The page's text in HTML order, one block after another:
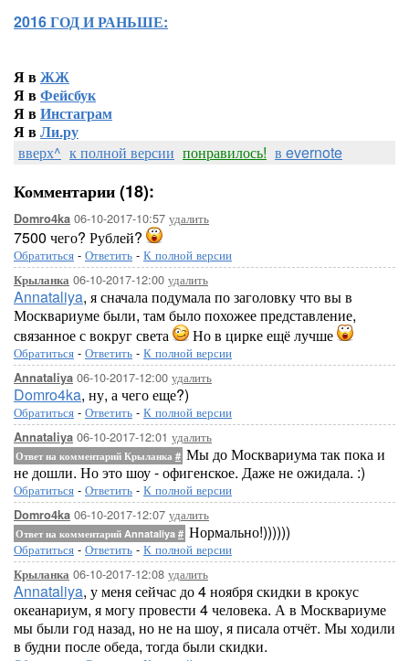
2016 ГОД И РАНЬШЕ:
Я вЖЖ
Я вФейсбук
Я вИнстаграм
Я вЛи.ру
вверх^ к полной версии понравилось! в evernote
Комментарии (18):
Domro4ka 06-10-2017-10:57 удалить
7500 чего? Рублей?
Обратиться - Ответить - К полной версии
Крыланка 06-10-2017-12:00 удалить
Annataliya, я сначала подумала по заголовку что вы в
Москвариуме были, там было похожее представление,
связанное с вокруг света
Но в цирке ещё лучше
Обратиться - Ответить - К полной версии
Annataliya 06-10-2017-12:00 удалить
Domro4ka, ну, а чего еще?)
Обратиться - Ответить - К полной версии
Annataliya 06-10-2017-12:01 удалить
Ответ на комментарий Крыланка # Мы до Москвариума так пока и
не дошли. Но это шоу - офигенское. Даже не ожидала. :)
Обратиться - Ответить - К полной версии
Domro4ka 06-10-2017-12:07 удалить
Ответ на комментарий Annataliya # Нормально!))))))
Обратиться - Ответить - К полной версии
Крыланка 06-10-2017-12:08 удалить
Annataliya, у меня сейчас до 4 ноября скидки в крокус
океанариум, я могу провести 4 человека. А в Москвариуме
мы были год назад, но не на шоу, я писала отчёт. Мы ходили
в будни после обеда, тогда были скидки.